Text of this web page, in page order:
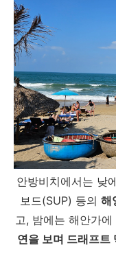
안방비치에서는 낮
보드(SUP) 등의 해
고, 밤에는 해안가에
연을 보며 드래프트